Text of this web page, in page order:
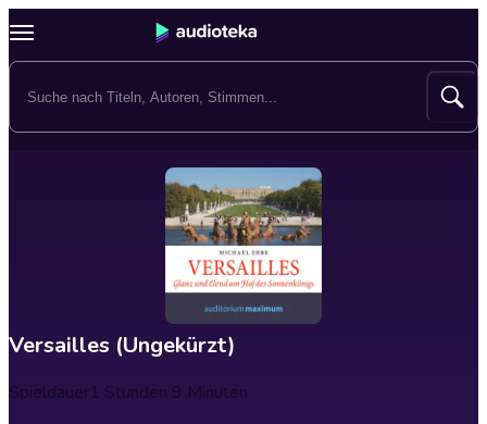
Versailles (Ungekürzt)
Spieldauer1 Stunden 9 Minuten